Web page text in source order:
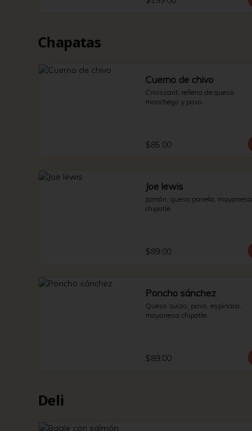
Chapatas
Cuerno de chivo
Croissant, relleno de queso
manchego y pavo.
$85.00
Joe lewis
Jamón, queso panela, mayonesa
chipotle.
$89.00
Poncho sánchez
Queso suizo, pavo, espinaca,
mayonesa chipotle.
$89.00
Deli